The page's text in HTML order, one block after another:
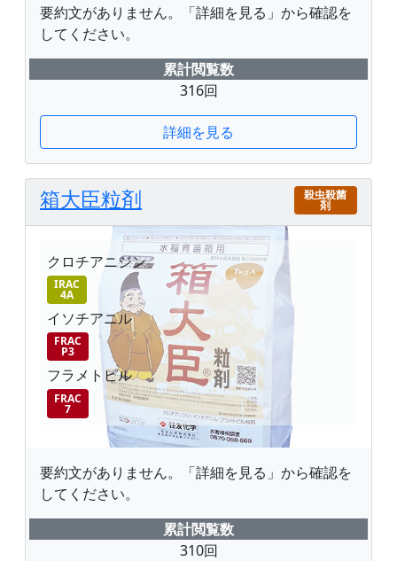
要約文がありません。「詳細を見る」から確認を
してください。
累計閲覧数
316回
詳細を見る
箱大臣粒剤 殺虫殺菌
剤
クロチアニジン
IRAC
4A
イソチアニル
FRAC
P3
フラメトピル
FRAC
7
要約文がありません。「詳細を見る」から確認を
してください。
累計閲覧数
310回